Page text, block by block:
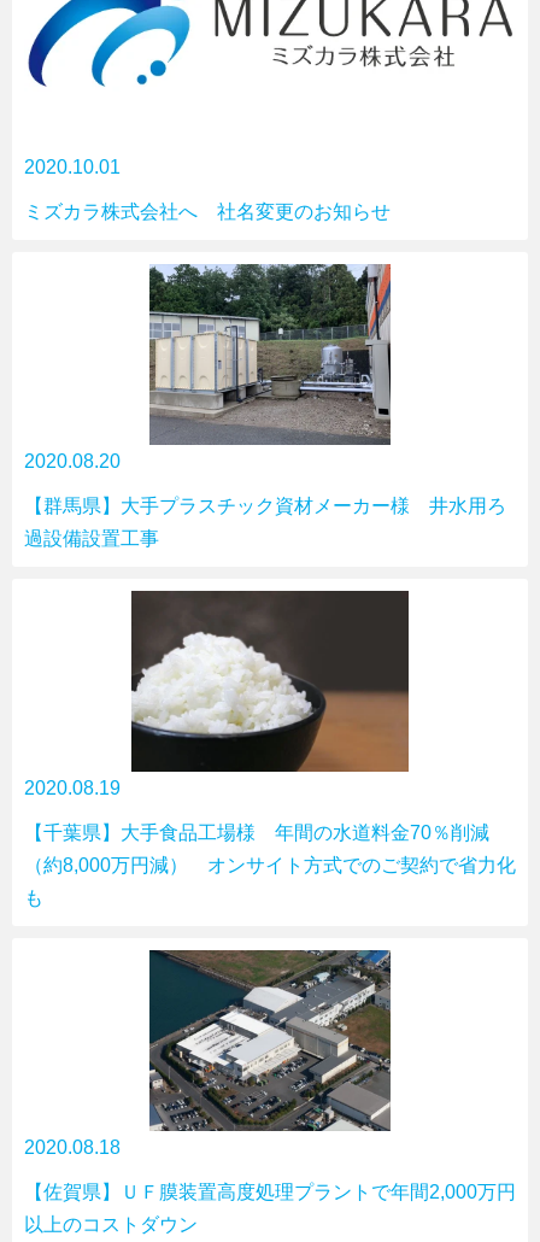
2020.10.01
ミズカラ株式会社へ 社名変更のお知らせ
2020.08.20
【群馬県】大手プラスチック資材メーカー様 井水用ろ
過設備設置工事
2020.08.19
【千葉県】大手食品工場様 年間の水道料金70％削減
（約8,000万円減） オンサイト方式でのご契約で省力化
も
2020.08.18
【佐賀県】ＵＦ膜装置高度処理プラントで年間2,000万円
以上のコストダウン